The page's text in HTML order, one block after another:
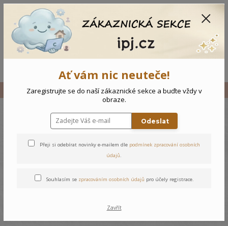
Vše Kojenecké body Pruhy
Kojenecké body Pruhy
Ať vám nic neuteče!
Zaregistrujte se do naší zákaznické sekce a buďte vždy v
obraze.
Odeslat
Přeji si odebírat novinky e-mailem dle podmínek zpracování osobních
údajů.
Souhlasím se zpracováním osobních údajů pro účely registrace.
Zavřít